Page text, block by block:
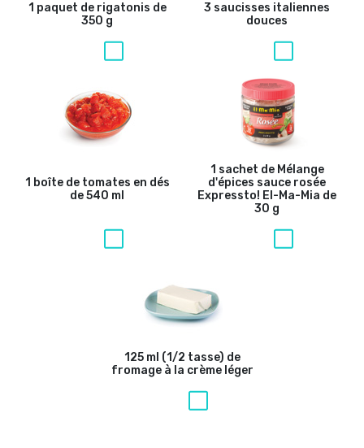
1 paquet de rigatonis de
350 g
3 saucisses italiennes
douces
1 boîte de tomates en dés
de 540 ml
1 sachet de Mélange
d'épices sauce rosée
Expressto! El-Ma-Mia de
30 g
125 ml (1/2 tasse) de
fromage à la crème léger